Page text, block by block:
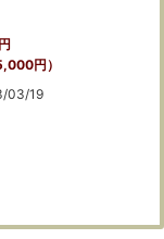
円）
03/19